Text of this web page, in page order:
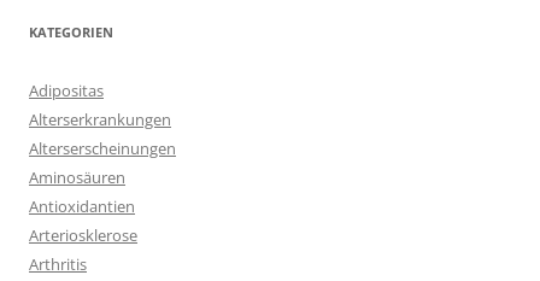
KATEGORIEN
Adipositas
Alterserkrankungen
Alterserscheinungen
Aminosäuren
Antioxidantien
Arteriosklerose
Arthritis